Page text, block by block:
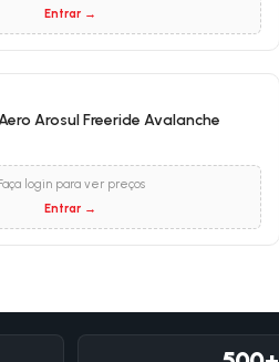
Entrar →
Arosul Freeride Avalanche
login para ver preços
Entrar →